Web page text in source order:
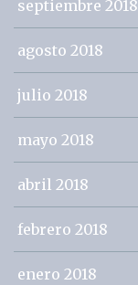
septiembre 2018
agosto 2018
julio 2018
mayo 2018
abril 2018
febrero 2018
enero 2018